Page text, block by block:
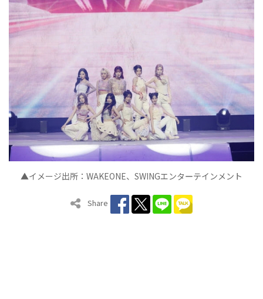
▲イメージ出所： WAKEONE、 SWINGエンタ ーテインメント
Share